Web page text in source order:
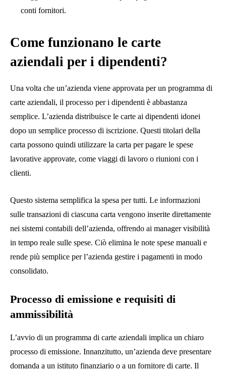
conti fornitori.
Come funzionano le carte
aziendali per i dipendenti?
Una volta che un’azienda viene approvata per un programma di
carte aziendali, il processo per i dipendenti è abbastanza
semplice. L’azienda distribuisce le carte ai dipendenti idonei
dopo un semplice processo di iscrizione. Questi titolari della
carta possono quindi utilizzare la carta per pagare le spese
lavorative approvate, come viaggi di lavoro o riunioni con i
clienti.
Questo sistema semplifica la spesa per tutti. Le informazioni
sulle transazioni di ciascuna carta vengono inserite direttamente
nei sistemi contabili dell’azienda, offrendo ai manager visibilità
in tempo reale sulle spese. Ciò elimina le note spese manuali e
rende più semplice per l’azienda gestire i pagamenti in modo
consolidato.
Processo di emissione e requisiti di
ammissibilità
L’avvio di un programma di carte aziendali implica un chiaro
processo di emissione. Innanzitutto, un’azienda deve presentare
domanda a un istituto finanziario o a un fornitore di carte. Il